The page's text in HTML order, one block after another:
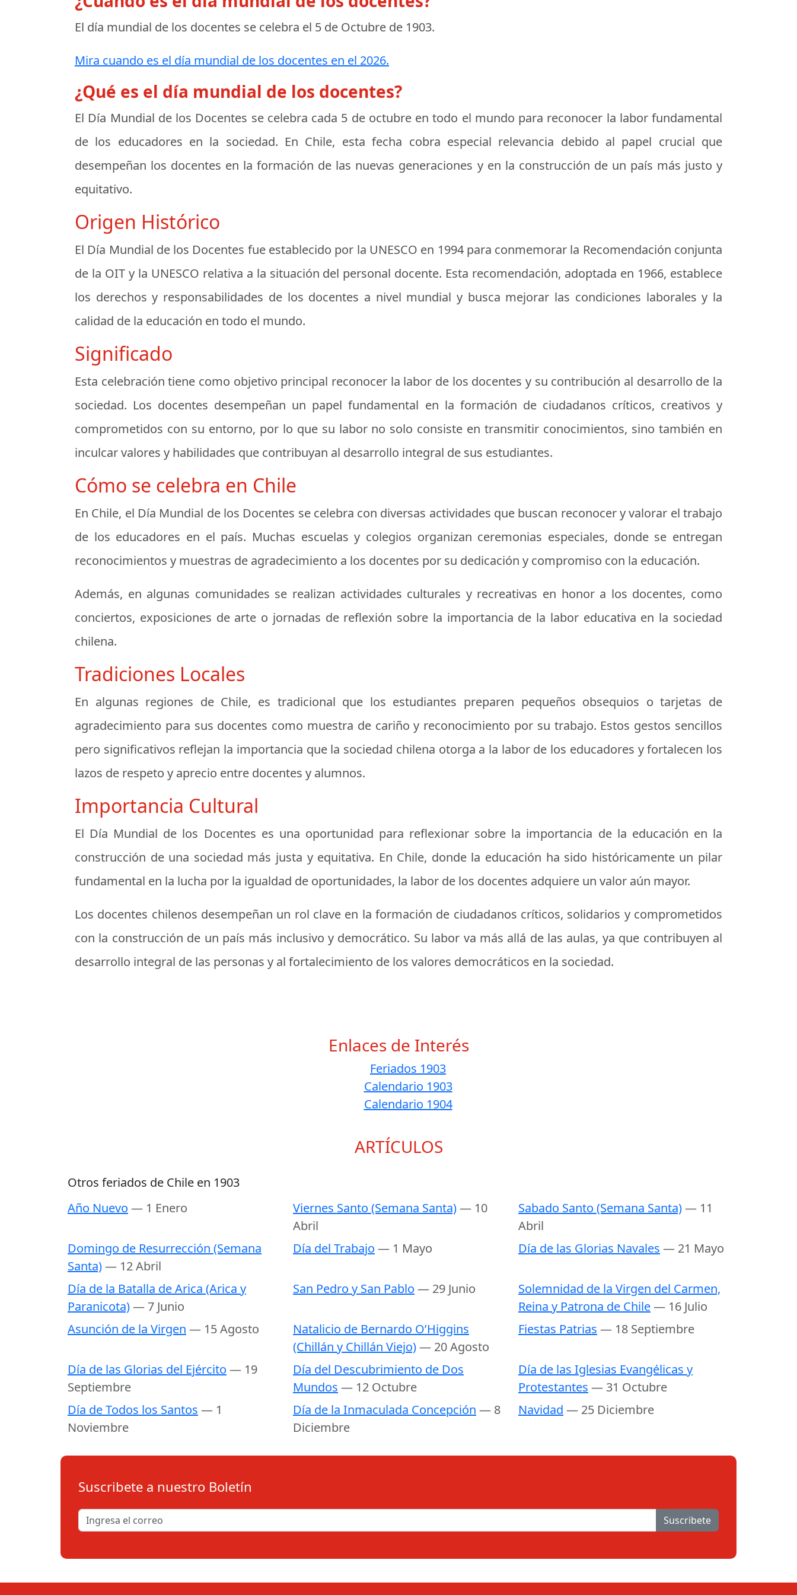
El día mundial de los docentes se celebra el 5 de Octubre de 1903.
Mira cuando es el día mundial de los docentes en el 2026.
¿Qué es el día mundial de los docentes?
El Día Mundial de los Docentes se celebra cada 5 de octubre en todo el mundo para reconocer la labor fundamental
de los educadores en la sociedad. En Chile, esta fecha cobra especial relevancia debido al papel crucial que
desempeñan los docentes en la formación de las nuevas generaciones y en la construcción de un país más justo y
equitativo.
Origen Histórico
El Día Mundial de los Docentes fue establecido por la UNESCO en 1994 para conmemorar la Recomendación conjunta
de la OIT y la UNESCO relativa a la situación del personal docente. Esta recomendación, adoptada en 1966, establece
los derechos y responsabilidades de los docentes a nivel mundial y busca mejorar las condiciones laborales y la
calidad de la educación en todo el mundo.
Significado
Esta celebración tiene como objetivo principal reconocer la labor de los docentes y su contribución al desarrollo de la
sociedad. Los docentes desempeñan un papel fundamental en la formación de ciudadanos críticos, creativos y
comprometidos con su entorno, por lo que su labor no solo consiste en transmitir conocimientos, sino también en
inculcar valores y habilidades que contribuyan al desarrollo integral de sus estudiantes.
Cómo se celebra en Chile
En Chile, el Día Mundial de los Docentes se celebra con diversas actividades que buscan reconocer y valorar el trabajo
de los educadores en el país. Muchas escuelas y colegios organizan ceremonias especiales, donde se entregan
reconocimientos y muestras de agradecimiento a los docentes por su dedicación y compromiso con la educación.
Además, en algunas comunidades se realizan actividades culturales y recreativas en honor a los docentes, como
conciertos, exposiciones de arte o jornadas de reflexión sobre la importancia de la labor educativa en la sociedad
chilena.
Tradiciones Locales
En algunas regiones de Chile, es tradicional que los estudiantes preparen pequeños obsequios o tarjetas de
agradecimiento para sus docentes como muestra de cariño y reconocimiento por su trabajo. Estos gestos sencillos
pero significativos reflejan la importancia que la sociedad chilena otorga a la labor de los educadores y fortalecen los
lazos de respeto y aprecio entre docentes y alumnos.
Importancia Cultural
El Día Mundial de los Docentes es una oportunidad para reflexionar sobre la importancia de la educación en la
construcción de una sociedad más justa y equitativa. En Chile, donde la educación ha sido históricamente un pilar
fundamental en la lucha por la igualdad de oportunidades, la labor de los docentes adquiere un valor aún mayor.
Los docentes chilenos desempeñan un rol clave en la formación de ciudadanos críticos, solidarios y comprometidos
con la construcción de un país más inclusivo y democrático. Su labor va más allá de las aulas, ya que contribuyen al
desarrollo integral de las personas y al fortalecimiento de los valores democráticos en la sociedad.
Enlaces de Interés
Feriados 1903
Calendario 1903
Calendario 1904
ARTÍCULOS
Otros feriados de Chile en 1903
Año Nuevo — 1 Enero Viernes Santo (Semana Santa)— 10
Abril
Sabado Santo (Semana Santa)— 11
Abril
Domingo de Resurrección (Semana
Santa)— 12 Abril
Día del Trabajo — 1 Mayo Día de las Glorias Navales — 21 Mayo
Día de la Batalla de Arica (Arica y
Paranicota)— 7 Junio
San Pedro y San Pablo — 29 Junio
Solemnidad de la Virgen del Carmen,
Reina y Patrona de Chile— 16 Julio
Asunción de la Virgen — 15 Agosto
Natalicio de Bernardo O’Higgins
(Chillán y Chillán Viejo)— 20 Agosto
Fiestas Patrias — 18 Septiembre
Día de las Glorias del Ejército — 19
Septiembre
Día del Descubrimiento de Dos
Mundos — 12 Octubre
Día de las Iglesias Evangélicas y
Protestantes — 31 Octubre
Día de Todos los Santos — 1
Noviembre
Día de la Inmaculada Concepción — 8
Diciembre
Navidad — 25 Diciembre
Suscribete a nuestro Boletín
Suscribete